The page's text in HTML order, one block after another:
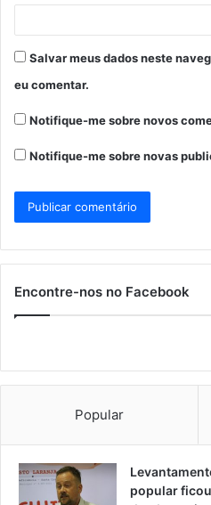
Salvar meus dados neste
eu comentar.
Notifique-me sobre novos
Notifique-me sobre novas
Encontre-nos no Facebook
Popular
popular